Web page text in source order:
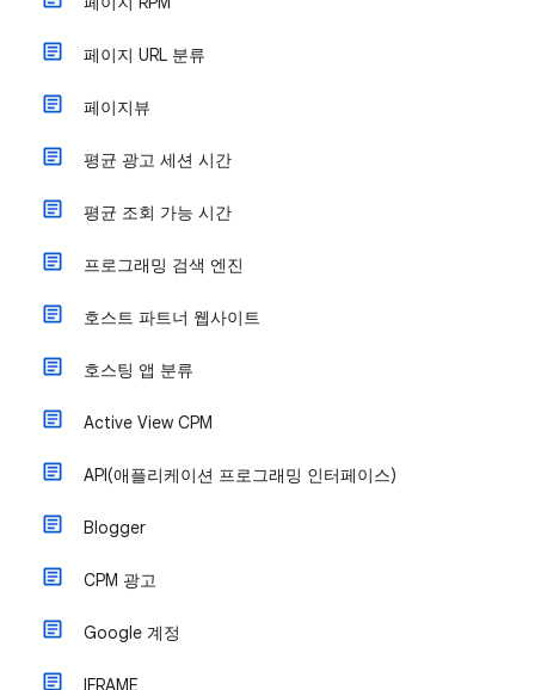
페이지 URL 분류
페이지뷰
평균 광고 세션 시간
평균 조회 가능 시간
프로그래밍 검색 엔진
호스트 파트너 웹사이트
호스팅 앱 분류
Active View CPM
API(애플리케이션 프로그래밍 인터페이스)
Blogger
CPM 광고
Google 계정
IFRAME